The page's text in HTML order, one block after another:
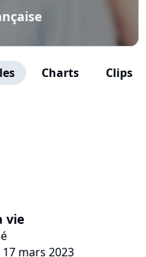
Charts Clips
vie
mars 2023